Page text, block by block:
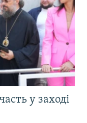
у заході